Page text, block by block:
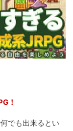
！
でも出来るとい